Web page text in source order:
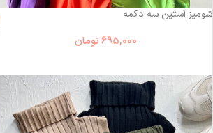
شومیز آستین سه دکمه
695,000 تومان